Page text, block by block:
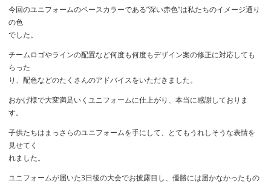
今回のユニフォームのベースカラーである”深い赤色”は私たちのイメージ通り
の色
でした。
チームロゴやラインの配置など何度も何度もデザイン案の修正に対応しても
らった
り、配色などのたくさんのアドバイスをいただきました。
おかげ様で大変満足いくユニフォームに仕上がり、本当に感謝しておりま
す。
子供たちはまっさらのユニフォームを手にして、とてもうれしそうな表情を
見せてく
れました。
ユニフォームが届いた3日後の大会でお披露目し、優勝には届かなかったもの